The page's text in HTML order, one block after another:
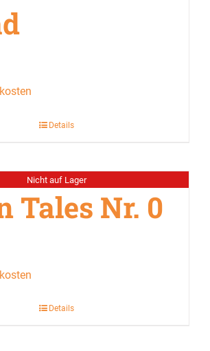
Details
Nicht auf Lager
Tales Nr. 0
Details